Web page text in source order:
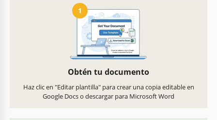
1
Obtén tu documento
Haz clic en "Editar plantilla" para crear una copia editable en
Google Docs o descargar para Microsoft Word